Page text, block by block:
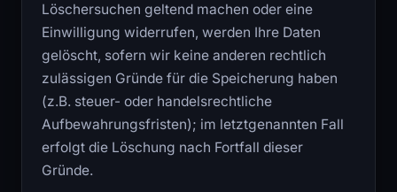
Löschersuchen geltend machen oder eine
Einwilligung widerrufen, werden Ihre Daten
gelöscht, sofern wir keine anderen rechtlich
zulässigen Gründe für die Speicherung haben
(z.B. steuer- oder handelsrechtliche
Aufbewahrungsfristen); im letztgenannten Fall
erfolgt die Löschung nach Fortfall dieser
Gründe.